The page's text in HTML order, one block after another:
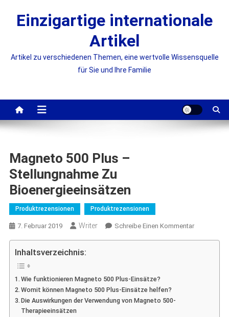
Einzigartige internationale
Artikel
Artikel zu verschiedenen Themen, eine wertvolle Wissensquelle
für Sie und Ihre Familie
Magneto 500 Plus –
Stellungnahme Zu
Bioenergieeinsätzen
Produktrezensionen Produktrezensionen
7. Februar 2019 Writer Schreibe Einen KommentarOn
Inhaltsverzeichnis:
Wie funktionieren Magneto 500 Plus-Einsätze?
Womit können Magneto 500 Plus-Einsätze helfen?
Die Auswirkungen der Verwendung von Magneto 500-
Therapieeinsätzen